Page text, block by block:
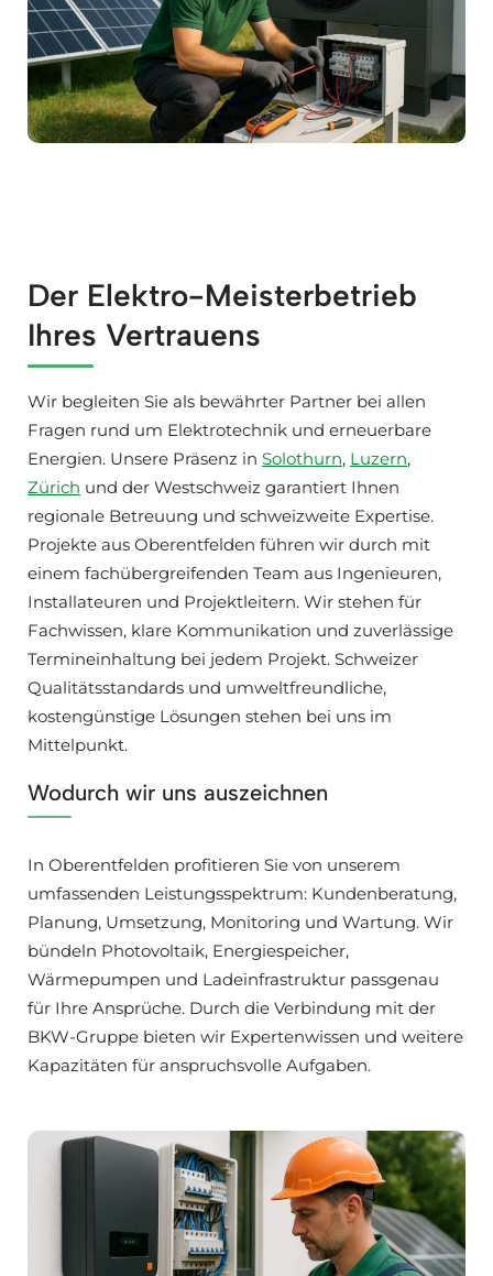
Der Elektro-Meisterbetrieb
Ihres Vertrauens
Wir begleiten Sie als bewährter Partner bei allen
Fragen rund um Elektrotechnik und erneuerbare
Energien. Unsere Präsenz in Solothurn, Luzern,
Zürich und der Westschweiz garantiert Ihnen
regionale Betreuung und schweizweite Expertise.
Projekte aus Oberentfelden führen wir durch mit
einem fachübergreifenden Team aus Ingenieuren,
Installateuren und Projektleitern. Wir stehen für
Fachwissen, klare Kommunikation und zuverlässige
Termineinhaltung bei jedem Projekt. Schweizer
Qualitätsstandards und umweltfreundliche,
kostengünstige Lösungen stehen bei uns im
Mittelpunkt.
Wodurch wir uns auszeichnen
In Oberentfelden profitieren Sie von unserem
umfassenden Leistungsspektrum: Kundenberatung,
Planung, Umsetzung, Monitoring und Wartung. Wir
bündeln Photovoltaik, Energiespeicher,
Wärmepumpen und Ladeinfrastruktur passgenau
für Ihre Ansprüche. Durch die Verbindung mit der
BKW-Gruppe bieten wir Expertenwissen und weitere
Kapazitäten für anspruchsvolle Aufgaben.